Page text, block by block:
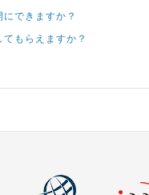
できますか？
もらえますか？